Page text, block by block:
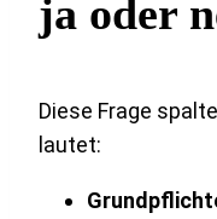
ja oder
Diese Frage
lautet: